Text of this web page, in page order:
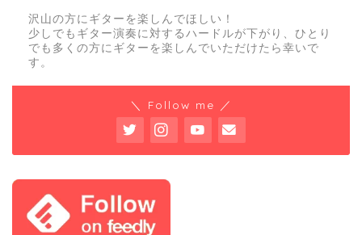
沢山の方にギターを楽しんでほしい！
少しでもギター演奏に対するハードルが下がり、ひとり
でも多くの方にギターを楽しんでいただけたら幸いで
す。
＼ Follow me ／